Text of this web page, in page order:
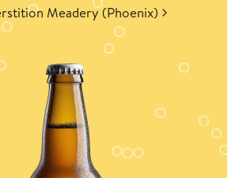
Meadery (Phoenix)